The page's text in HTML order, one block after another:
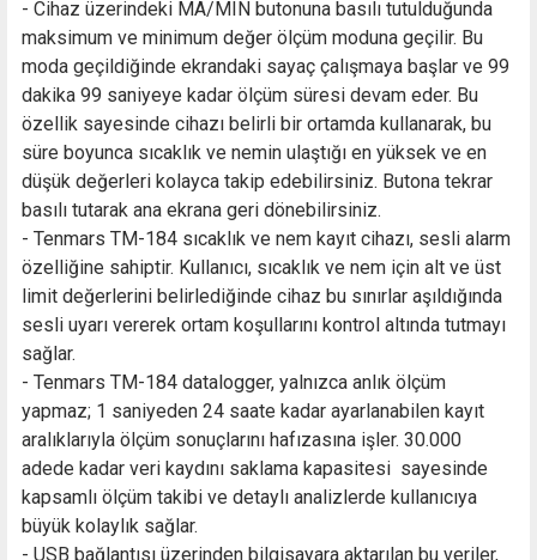
- Cihaz üzerindeki MA/MIN butonuna basılı tutulduğunda
maksimum ve minimum değer ölçüm moduna geçilir. Bu
moda geçildiğinde ekrandaki sayaç çalışmaya başlar ve 99
dakika 99 saniyeye kadar ölçüm süresi devam eder. Bu
özellik sayesinde cihazı belirli bir ortamda kullanarak, bu
süre boyunca sıcaklık ve nemin ulaştığı en yüksek ve en
düşük değerleri kolayca takip edebilirsiniz. Butona tekrar
basılı tutarak ana ekrana geri dönebilirsiniz.
- Tenmars TM-184 sıcaklık ve nem kayıt cihazı, sesli alarm
özelliğine sahiptir. Kullanıcı, sıcaklık ve nem için alt ve üst
limit değerlerini belirlediğinde cihaz bu sınırlar aşıldığında
sesli uyarı vererek ortam koşullarını kontrol altında tutmayı
sağlar.
- Tenmars TM-184 datalogger, yalnızca anlık ölçüm
yapmaz; 1 saniyeden 24 saate kadar ayarlanabilen kayıt
aralıklarıyla ölçüm sonuçlarını hafızasına işler. 30.000
adede kadar veri kaydını saklama kapasitesi sayesinde
kapsamlı ölçüm takibi ve detaylı analizlerde kullanıcıya
büyük kolaylık sağlar.
- USB bağlantısı üzerinden bilgisayara aktarılan bu veriler,